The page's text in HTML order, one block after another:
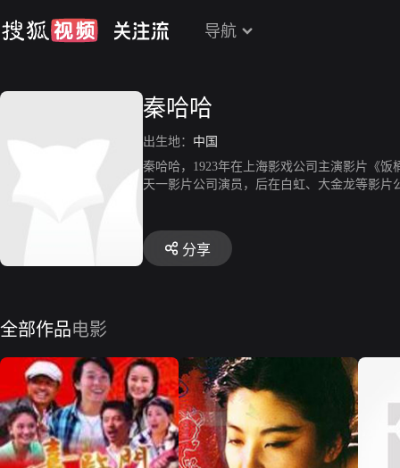
导航
秦哈哈
出生地： 中国
秦哈哈，1923年在上海影戏公司主演影片《
天一影片公司演员，后在白虹、大金龙等影
分享
全部作品电影